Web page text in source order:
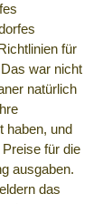
für
war nicht
natürlich
haben, und
für die
ausgaben.
das